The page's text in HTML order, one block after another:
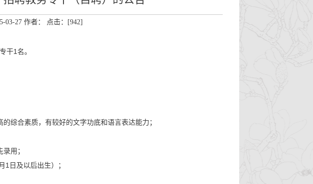
03-27 作者： 点击：[942]
干1 名。
综合素质，有较好的文字功底和语言表达能力；
用；
1 日及以后出生）；